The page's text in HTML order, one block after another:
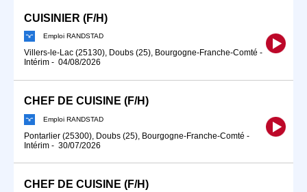
CUISINIER (F/H)
Emploi RANDSTAD
Villers-le-Lac (25130), Doubs (25), Bourgogne-Franche-Comté -
Intérim - 04/08/2026
CHEF DE CUISINE (F/H)
Emploi RANDSTAD
Pontarlier (25300), Doubs (25), Bourgogne-Franche-Comté -
Intérim - 30/07/2026
CHEF DE CUISINE (F/H)